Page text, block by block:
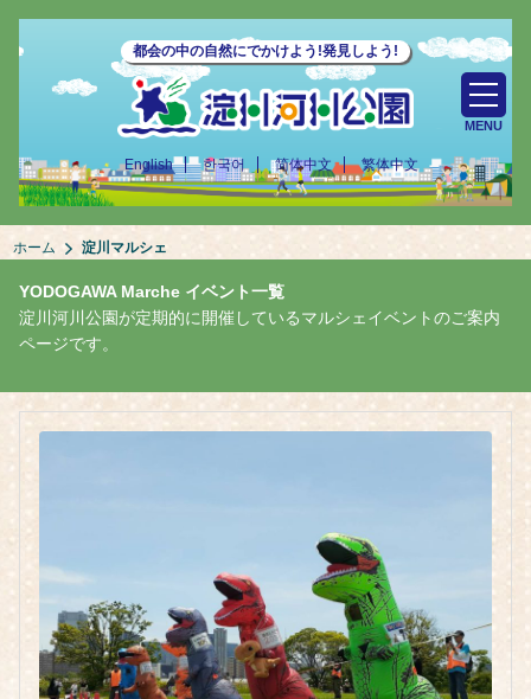
都会の中の自然にでかけよう!発見しよう!
English 한국어 简体中文 繁体中文
MENU
ホーム 淀川マルシェ
YODOGAWA Marche イベント一覧
淀川河川公園が定期的に開催しているマルシェイベントのご案内
ページです。